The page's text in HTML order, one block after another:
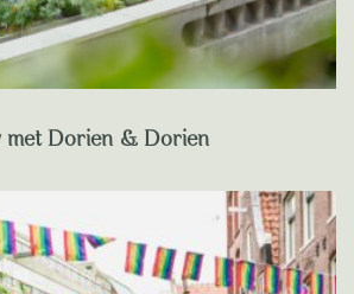
met Dorien & Dorien